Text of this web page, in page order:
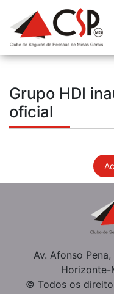
Grupo HDI
oficial
Av. Afonso
Horizonte-
© Todos os